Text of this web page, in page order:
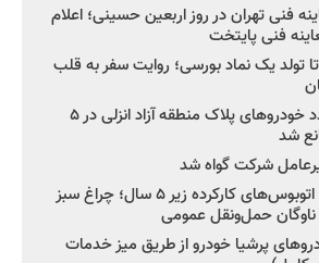
خط معاینه فنی تهران در روز اربعین حسینی؛ اعلام
فنی پایتخت
تا تولد یک نماد بورسی؛ روایت سفر به قلب
استاندار گیلان: تردد خودروهای پلاک منطقه آزاد انزلی در ۵
شد
شرکت گواه شد
صدور مجوز واردات اتوبوس‌های کارکرده زیر ۵ سال؛ چراغ سبز
ناوگان حمل‌ونقل عمومی
پرشیا خودرو از طریق میز خدمات